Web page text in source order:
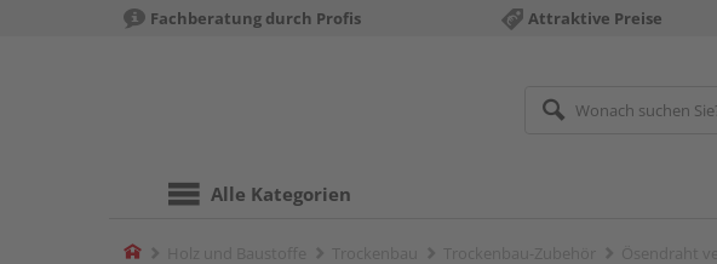
Fachberatung durch Profis Attraktive Preise
Alle Kategorien
Home